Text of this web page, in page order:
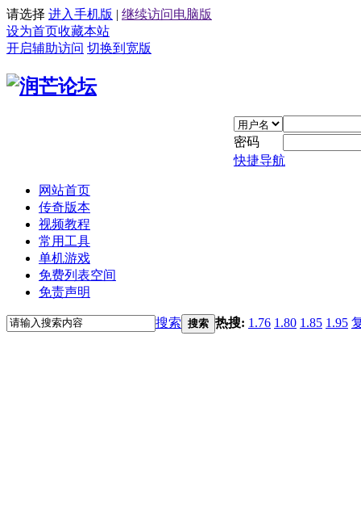
请选择 进入手机版 | 继续访问电脑版
设为首页收藏本站
开启辅助访问 切换到宽版
密码
快捷导航
网站首页
传奇版本
视频教程
常用工具
单机游戏
免费列表空间
免责声明
搜索 搜索 热搜: 1.76 1.80 1.85 1.95